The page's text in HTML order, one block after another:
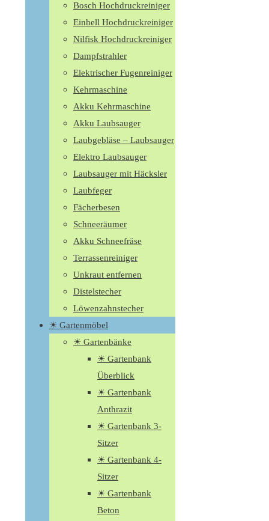
Bosch Hochdruckreiniger
Einhell Hochdruckreiniger
Nilfisk Hochdruckreiniger
Dampfstrahler
Elektrischer Fugenreiniger
Kehrmaschine
Akku Kehrmaschine
Akku Laubsauger
Laubgebläse – Laubsauger
Elektro Laubsauger
Laubsauger mit Häcksler
Laubfeger
Fächerbesen
Schneeräumer
Akku Schneefräse
Terrassenreiniger
Unkraut entfernen
Distelstecher
Löwenzahnstecher
☀ Gartenmöbel
☀ Gartenbänke
☀ Gartenbank
Überblick
☀ Gartenbank
Anthrazit
☀ Gartenbank 3-
Sitzer
☀ Gartenbank 4-
Sitzer
☀ Gartenbank
Beton